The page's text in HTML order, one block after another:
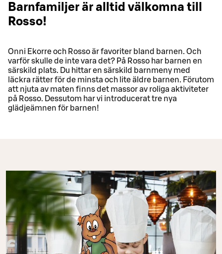
Barnfamiljer är alltid välkomna till
Rosso!
Onni Ekorre och Rosso är favoriter bland barnen. Och
varför skulle de inte vara det? På Rosso har barnen en
särskild plats. Du hittar en särskild barnmeny med
läckra rätter för de minsta och lite äldre barnen. Förutom
att njuta av maten finns det massor av roliga aktiviteter
på Rosso. Dessutom har vi introducerat tre nya
glädjeämnen för barnen!